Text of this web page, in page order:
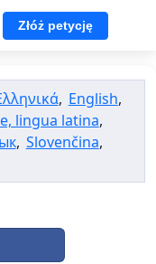
Złóż petycję
, English,
lingua latina,
, Slovenčina,